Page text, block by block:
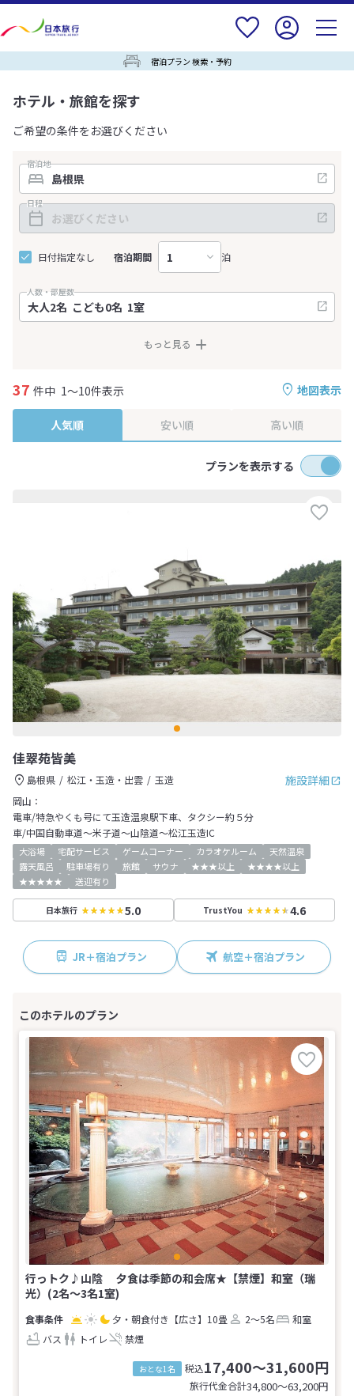
宿泊プラン 検索・予約
ホテル・旅館を探す
ご希望の条件をお選びください
宿泊地
日程
日付指定なし 宿泊期間 泊
人数・部屋数
もっと見る
地図表示
37 件中 1～10件表示
人気順 安い順 高い順
プランを表示する
佳翠苑皆美
施設詳細
島根県 松江・玉造・出雲
玉造
岡山：
電車/特急やくも号にて玉造温泉駅下車、タクシー約５分
車/中国自動車道～米子道～山陰道～松江玉造IC
大浴場 宅配サービス ゲームコーナー カラオケルーム
天然温泉
露天風呂
駐車場有り 旅館 サウナ ★★★以上
★★★★以上
★★★★★
送迎有り
日本旅行 5.0 TrustYou 4.6
JR＋宿泊プラン 航空＋宿泊プラン
行っトク♪山陰 夕食は季節の和会席★【禁煙】和室（瑞
光）(2名～3名1室)
夕・朝食付き 【広さ】10畳 2～5名
和室
バス
トイレ 禁煙
おとな1名 税込17,400～31,600円
旅行代金合計34,800〜63,200円